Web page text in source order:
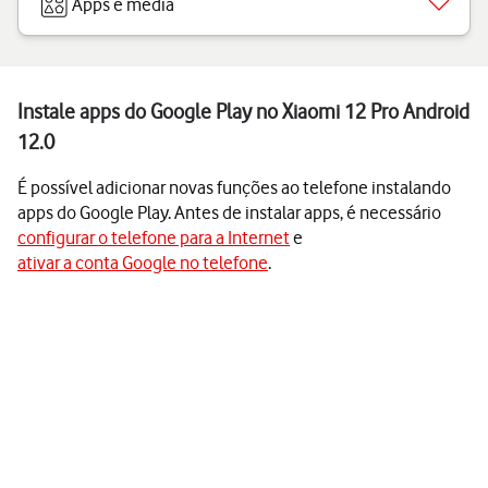
Apps e media
Instale apps do Google Play no Xiaomi 12 Pro Android
12.0
É possível adicionar novas funções ao telefone instalando
apps do Google Play. Antes de instalar apps, é necessário
configurar o telefone para a Internete
ativar a conta Google no telefone.